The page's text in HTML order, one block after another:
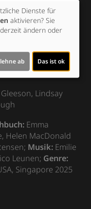
Lindsay
Emma
Helen MacDonald
Musik: Emilie
Leunen; Genre:
Singapore 2025
Dienste für
aktivieren? Sie
ändern oder
ab Das ist ok